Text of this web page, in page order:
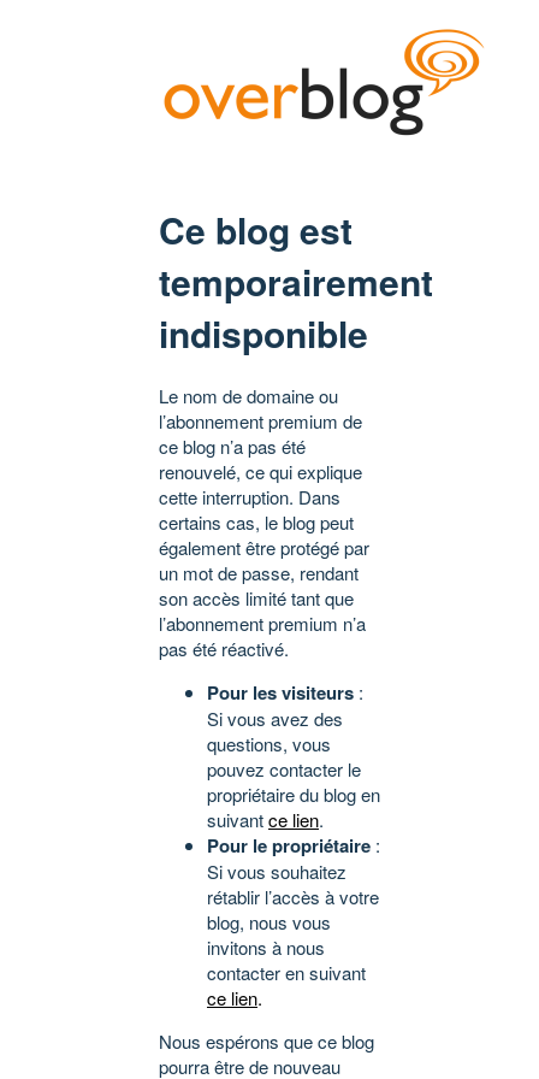
Ce blog est
temporairement
indisponible
Le nom de domaine ou
l’abonnement premium de
ce blog n’a pas été
renouvelé, ce qui explique
cette interruption. Dans
certains cas, le blog peut
également être protégé par
un mot de passe, rendant
son accès limité tant que
l’abonnement premium n’a
pas été réactivé.
Pour les visiteurs :
Si vous avez des
questions, vous
pouvez contacter le
propriétaire du blog en
suivantce lien.
Pour le propriétaire :
Si vous souhaitez
rétablir l’accès à votre
blog, nous vous
invitons à nous
contacter en suivant
ce lien.
Nous espérons que ce blog
pourra être de nouveau